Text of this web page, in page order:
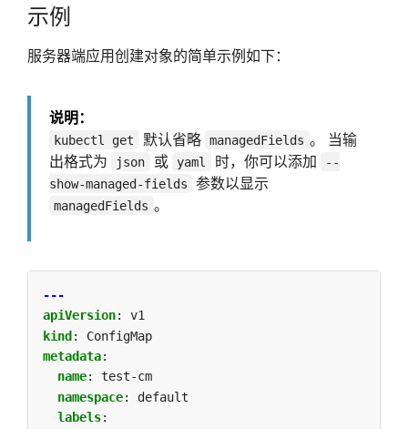
示例
服务器端应用创建对象的简单示例如下：
说明：
kubectl get 默认省略 managedFields 。 当输
出格式为
json 或 yaml 时，你可以添加
--
show-managed-fields
参数以显示
managedFields 。
---
apiVersion:
v1
kind:
ConfigMap
metadata:
name:
test-cm
namespace:
default
labels: